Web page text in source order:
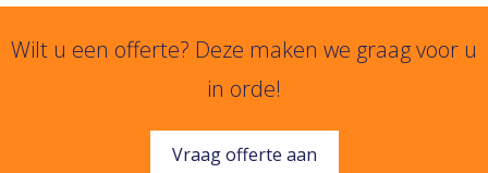
Wilt u een offerte? Deze maken we graag voor u
in orde!
Vraag offerte aan